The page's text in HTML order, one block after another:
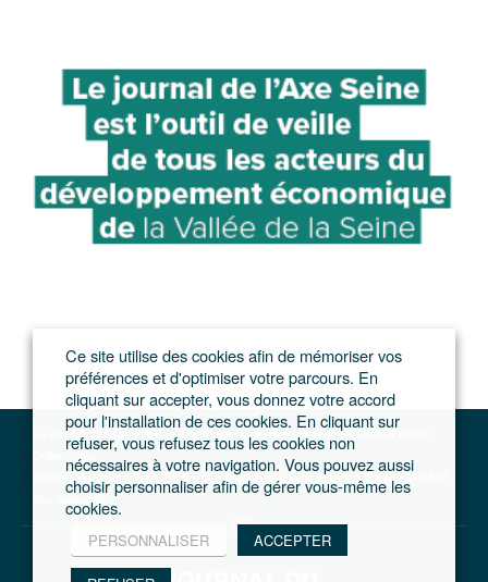
Le journal du Grand Paris – L'actualité du développement de l'Ile-de-France
Collectivités
Assises du Grand Paris 2025 – Les collectivités locales face à l’essor de l’IA et
des datacenters
Ce site utilise des cookies afin de mémoriser vos
préférences et d'optimiser votre parcours. En
cliquant sur accepter, vous donnez votre accord
pour l'installation de ces cookies. En cliquant sur
refuser, vous refusez tous les cookies non
nécessaires à votre navigation. Vous pouvez aussi
choisir personnaliser afin de gérer vous-même les
cookies.
PERSONNALISER ACCEPTER